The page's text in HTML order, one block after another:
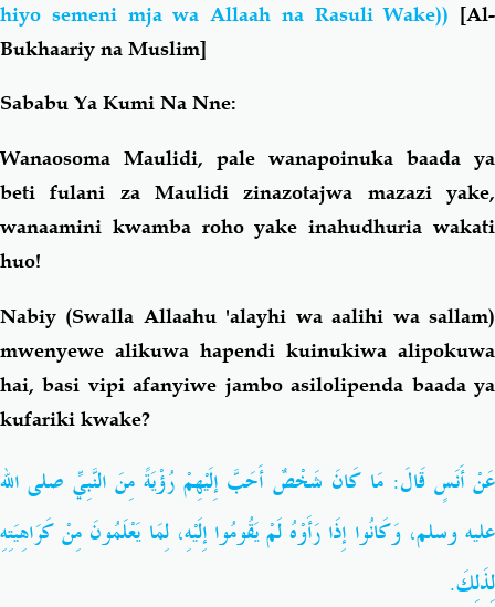
hiyo semeni mja wa Allaah na Rasuli Wake)) [Al-
Bukhaariy na Muslim]
Sababu Ya Kumi Na Nne:
Wanaosoma Maulidi, pale wanapoinuka baada ya
beti fulani za Maulidi zinazotajwa mazazi yake,
wanaamini kwamba roho yake inahudhuria wakati
huo!
Nabiy (Swalla Allaahu 'alayhi wa aalihi wa sallam)
mwenyewe alikuwa hapendi kuinukiwa alipokuwa
hai, basi vipi afanyiwe jambo asilolipenda baada ya
kufariki kwake?
عَنْ أَنَسٍ قَالَ‏:‏ مَا كَانَ شَخْصٌ أَحَبَّ إِلَيْهِمْ رُؤْيَةً مِنَ النَّبِيِّ صلى الله
عليه وسلم، وَكَانُوا إِذَا رَأَوْهُ لَمْ يَقُومُوا إِلَيْهِ، لِمَا يَعْلَمُونَ مِنْ كَرَاهِيَتِهِ
لِذَلِكَ‏.‏